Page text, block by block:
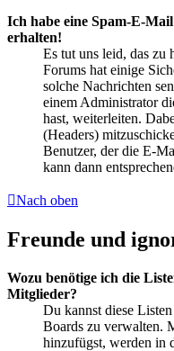
Ich habe eine Spam-E-
erhalten!
Es tut uns leid, das zu
Forums hat einige
solche Nachrichten
einem Administrator
hast, weiterleiten.
(Headers)
Benutzer, der die E-
kann dann
Nach oben
Freunde und
Wozu benötige ich die
Mitglieder?
Du kannst diese
Boards zu verwalten.
hinzufügst, werden in